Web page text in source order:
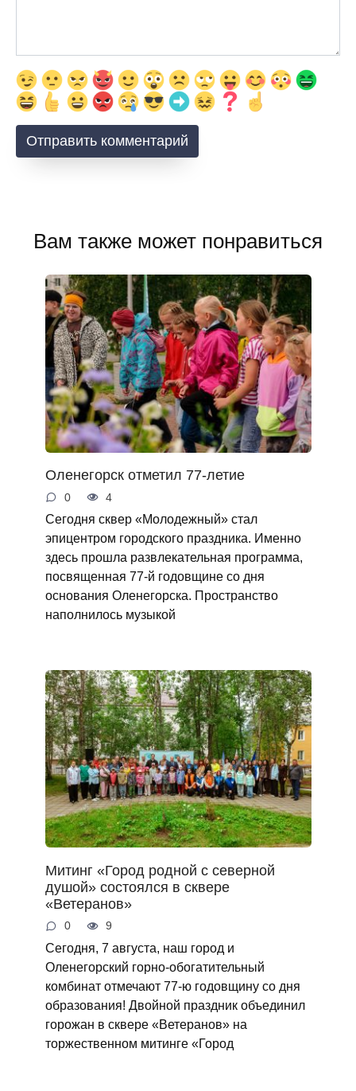
Вам также может понравиться
Оленегорск отметил 77-летие
0 4
Сегодня сквер «Молодежный» стал
эпицентром городского праздника. Именно
здесь прошла развлекательная программа,
посвященная 77-й годовщине со дня
основания Оленегорска. Пространство
наполнилось музыкой
Митинг «Город родной с северной
душой» состоялся в сквере
«Ветеранов»
0 9
Сегодня, 7 августа, наш город и
Оленегорский горно‑обогатительный
комбинат отмечают 77‑ю годовщину со дня
образования! Двойной праздник объединил
горожан в сквере «Ветеранов» на
торжественном митинге «Город